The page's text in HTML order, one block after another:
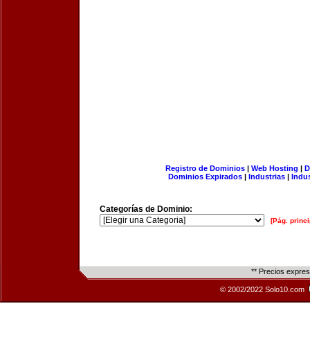
Registro de Dominios| Web Hosting |
Dominios Expirados | Industrias |
Categorías de Dominio:
[Pág.
** Precios
© 2002/2022 Solo10.com